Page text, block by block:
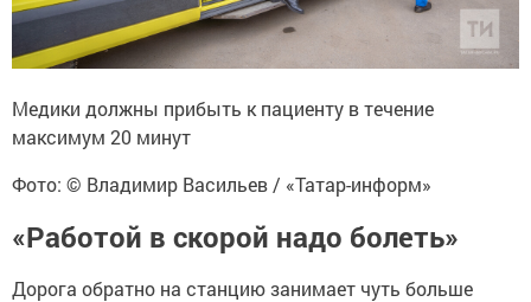
Медики должны прибыть к пациенту в течение
максимум 20 минут
Фото: © Владимир Васильев / «Татар-информ»
«Работой в скорой надо болеть»
Дорога обратно на станцию занимает чуть больше